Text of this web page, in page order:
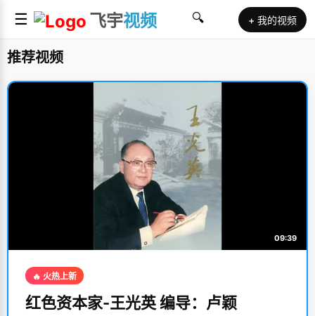
☰ 飞宇视频 🔍 + 我的视频
推荐视频
09:39
🔥 火热上新
红色资本家-王光英 编导：卢颖